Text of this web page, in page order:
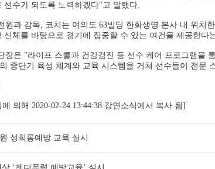
선수가 되도록 노력하겠다"고 말했다.
원과 감독, 코치는 여의도 63빌딩 한화생명 본사 내 위
신체를 바탕으로 경기에 집중할 수 있는 여건을 제공한다
장은 "라이프 스쿨과 건강검진 등 선수 케어 프로그램을
중단기 육성 체계와 교육 시스템을 거쳐 선수들이 전문
의해 2020-02-24 13:44:38 강연소식에서 복사 됨]
성희롱예방 교육 실시